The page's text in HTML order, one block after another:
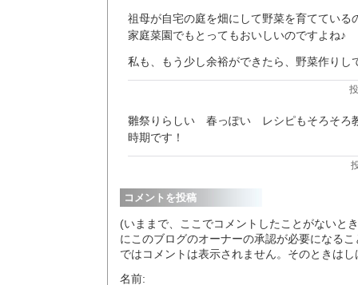
祖母が自宅の庭を畑にして野菜を育てている
家庭菜園でもとってもおいしいのですよね♪
私も、もう少し余裕ができたら、野菜作りし
雛祭りらしい 春っぽい レシピもそろそろ
時期です！
コメントを投稿
(いままで、ここでコメントしたことがないと
にこのブログのオーナーの承認が必要になる
ではコメントは表示されません。そのときは
名前: